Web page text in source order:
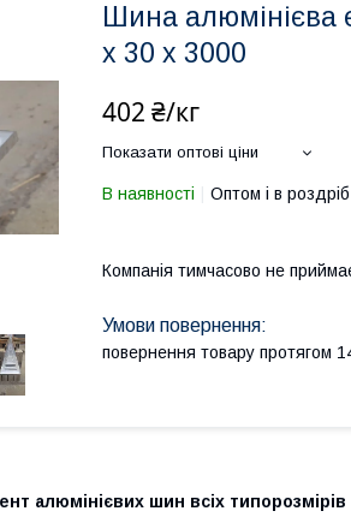
Шина алюмінієва
х 30 х 3000
402 ₴/кг
Показати оптові ціни
В наявності Оптом і в роздріб
Компанія тимчасово не
повернення товару протягом
алюмінієвих шин всіх